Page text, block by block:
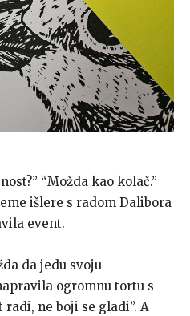
“Možda kao kolač.”
išlere s radom Dalibora
event.
da jedu svoju
ogromnu tortu s
ne boji se gladi”. A